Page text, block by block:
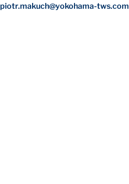
piotr.makuch@yokohama-tws.com